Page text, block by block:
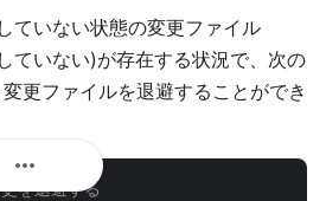
ていない状態の変更ファイル
ていない)が存在する状況で、次の
更ファイルを退避することができ
を退避する
more_horiz